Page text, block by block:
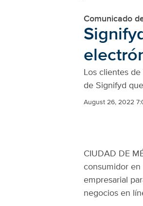
Comunicado
Los clientes
de Signifyd
August 26, 2022
CIUDAD DE
consumidor en
empresarial
negocios en